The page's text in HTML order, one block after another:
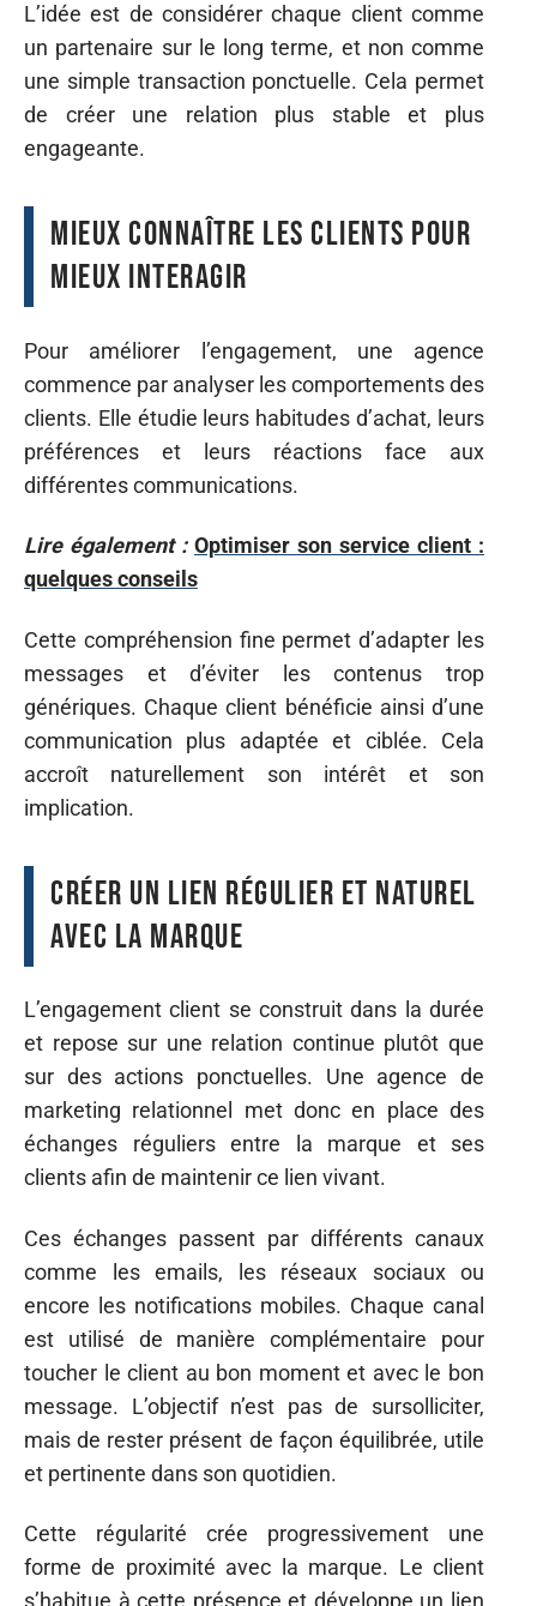
L’idée est de considérer chaque client comme
un partenaire sur le long terme, et non comme
une simple transaction ponctuelle. Cela permet
de créer une relation plus stable et plus
engageante.
Mieux connaître les clients pour
mieux interagir
Pour améliorer l’engagement, une agence
commence par analyser les comportements des
clients. Elle étudie leurs habitudes d’achat, leurs
préférences et leurs réactions face aux
différentes communications.
Lire également : Optimiser son service client :
quelques conseils
Cette compréhension fine permet d’adapter les
messages et d’éviter les contenus trop
génériques. Chaque client bénéficie ainsi d’une
communication plus adaptée et ciblée. Cela
accroît naturellement son intérêt et son
implication.
Créer un lien régulier et naturel
avec la marque
L’engagement client se construit dans la durée
et repose sur une relation continue plutôt que
sur des actions ponctuelles. Une agence de
marketing relationnel met donc en place des
échanges réguliers entre la marque et ses
clients afin de maintenir ce lien vivant.
Ces échanges passent par différents canaux
comme les emails, les réseaux sociaux ou
encore les notifications mobiles. Chaque canal
est utilisé de manière complémentaire pour
toucher le client au bon moment et avec le bon
message. L’objectif n’est pas de sursolliciter,
mais de rester présent de façon équilibrée, utile
et pertinente dans son quotidien.
Cette régularité crée progressivement une
forme de proximité avec la marque. Le client
s’habitue à cette présence et développe un lien